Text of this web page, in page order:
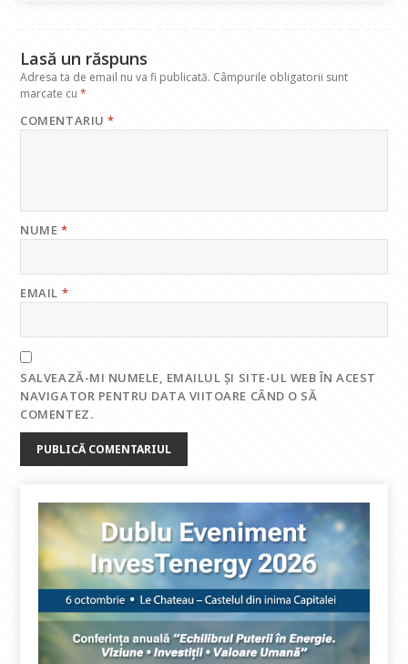
Lasă un răspuns
Adresa ta de email nu va fi publicată. Câmpurile obligatorii sunt
marcate cu*
COMENTARIU*
NUME*
EMAIL *
SALVEAZĂ-MI NUMELE, EMAILUL ȘI SITE-UL WEB ÎN ACEST
NAVIGATOR PENTRU DATA VIITOARE CÂND O SĂ
COMENTEZ.